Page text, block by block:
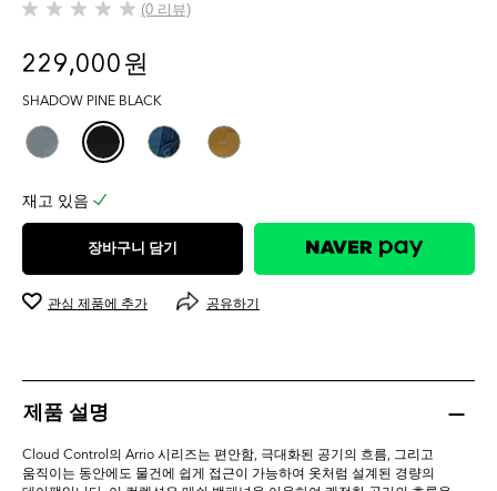
(0 리뷰)
별
개
0.0
개
입
229,000 원
SHADOW PINE BLACK
재고 있음
장바구니 담기
관심 제품에 추가 공유하기
제품 설명
Cloud Control의 Arrio 시리즈는 편안함, 극대화된 공기의 흐름, 그리고
움직이는 동안에도 물건에 쉽게 접근이 가능하여 옷처럼 설계된 경량의